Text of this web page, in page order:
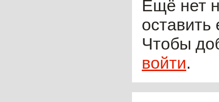
Ещё нет
оставить
Чтобы
войти.